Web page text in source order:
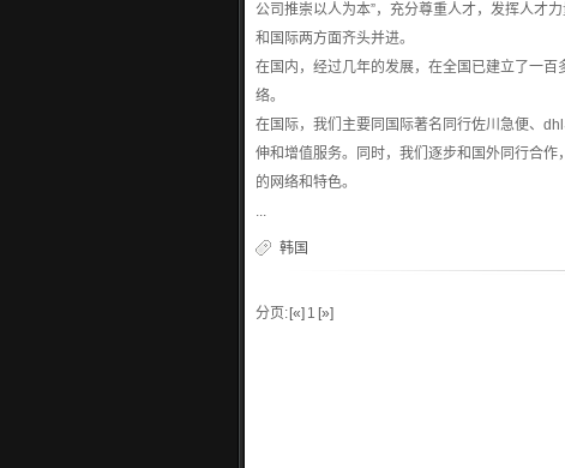
公司推崇以人为本”，充分尊重人才，发挥人才
和国际两方面齐头并进。
在国内，经过几年的发展，在全国已建立了一
络。
在国际，我们主要同国际著名同行佐川急便、
伸和增值服务。同时，我们逐步和国外同行合
的网络和特色。
...
韩国
分页: [«] 1 [»]